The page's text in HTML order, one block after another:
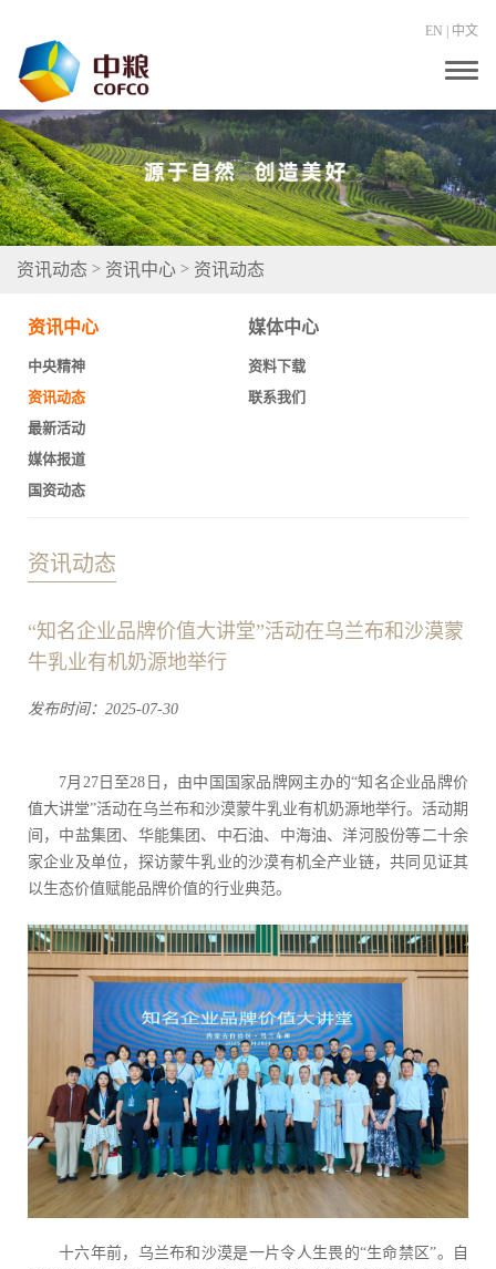
EN 中文
T
g
g
e
n
a
v
i
资讯动态 > 资讯中心 > 资讯动态
资讯中心
中央精神
资讯动态
最新活动
媒体报道
国资动态
媒体中心
资料下载
联系我们
资讯动态
“知名企业品牌价值大讲堂”活动在乌兰布和沙漠蒙
牛乳业有机奶源地举行
发布时间：2025-07-30
7月27日至28日，由中国国家品牌网主办的“知名企业品牌价
值大讲堂”活动在乌兰布和沙漠蒙牛乳业有机奶源地举行。活动期
间，中盐集团、华能集团、中石油、中海油、洋河股份等二十余
家企业及单位，探访蒙牛乳业的沙漠有机全产业链，共同见证其
以生态价值赋能品牌价值的行业典范。
十六年前，乌兰布和沙漠是一片令人生畏的“生命禁区”。自